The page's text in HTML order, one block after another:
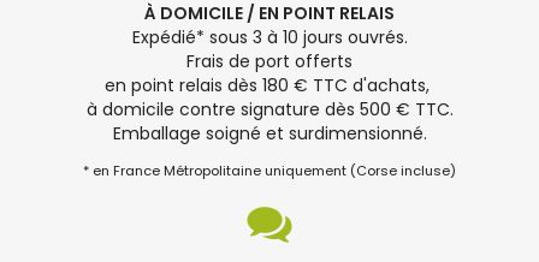
À DOMICILE / EN POINT RELAIS
Expédié* sous 3 à 10 jours ouvrés.
Frais de port offerts
en point relais dès 180 € TTC d'achats,
à domicile contre signature dès 500 € TTC.
Emballage soigné et surdimensionné.
* en France Métropolitaine uniquement (Corse incluse)